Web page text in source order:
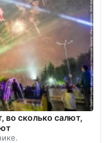
во сколько салют,